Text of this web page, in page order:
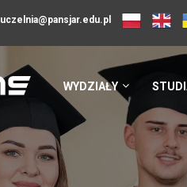
uczelnia@pansjar.edu.pl
WYDZIAŁY